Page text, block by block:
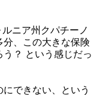
ニア州クパチーノ
、この大きな保険
？ という感じだっ
できない、という